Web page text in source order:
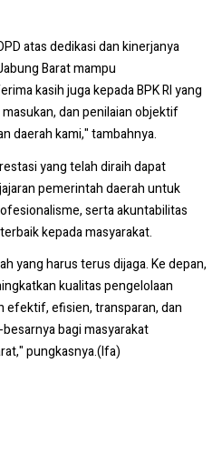
atas dedikasi dan kinerjanya
Barat mampu
kasih juga kepada BPK RI yang
dan penilaian objektif
daerah kami," tambahnya.
yang telah diraih dapat
pemerintah daerah untuk
serta akuntabilitas
kepada masyarakat.
yang harus terus dijaga. Ke depan,
kualitas pengelolaan
efektif, efisien, transparan, dan
bagi masyarakat
pungkasnya.(Ifa)